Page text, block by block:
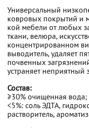
Универсальный
ковровых покрытий и
кой мебели от любых
ткани, велюра,
концентрированном
выводитель, удаляет
почвенных
устраняет неприятный
Состав:
≥30% очищенная
<5%: соль ЭДТА,
растворитель,